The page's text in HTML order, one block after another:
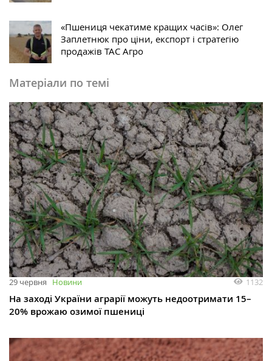
«Пшениця чекатиме кращих часів»: Олег
Заплетнюк про ціни, експорт і стратегію
продажів ТАС Агро
Матеріали по темі
29 червня Новини 1132
На заході України аграрії можуть недоотримати 15–
20% врожаю озимої пшениці